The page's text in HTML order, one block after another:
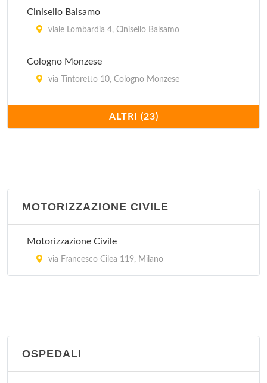
Cinisello Balsamo
viale Lombardia 4, Cinisello Balsamo
Cologno Monzese
via Tintoretto 10, Cologno Monzese
Direzione Regionale Lombardia
via Maurizio Gonzaga 6, Milano
Gorgonzola
Legnano
via Podgora 2, Legnano
Melegnano
ALTRI (23)
MOTORIZZAZIONE CIVILE
Motorizzazione Civile
via Francesco Cilea 119, Milano
OSPEDALI